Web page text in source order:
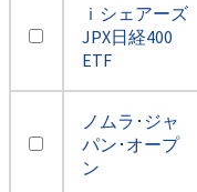
ｉシェアーズ
JPX日経400
ETF
ノムラ･ジャ
パン･オープ
ン